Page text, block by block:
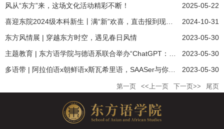
风从“东方”来，这场文化活动精彩不断！
2025-05-22
喜迎东院2024级本科新生丨满“新”欢喜，直击报到现场！
2024-10-31
东方风情展 | 穿越东方时空，遇见春日风情
2023-05-30
主题教育 | 东方语学院与德语系联合举办“ChatGPT：外语院校学生...
2023-05-30
多语带 | 阿拉伯语x朝鲜语x斯瓦希里语，SAASer与你共赏语言之魅...
2023-05-30
第一页 <<上一页 下一页>> 尾页